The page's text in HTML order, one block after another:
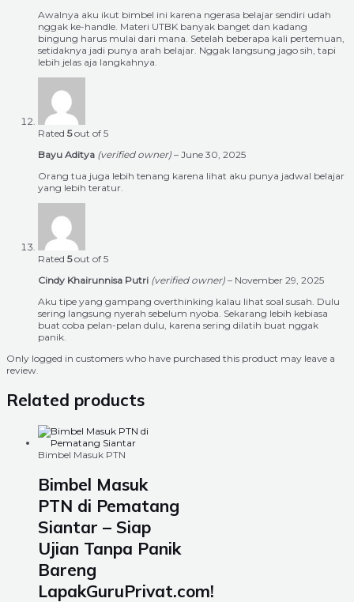
Awalnya aku ikut bimbel ini karena ngerasa belajar sendiri udah
nggak ke-handle. Materi UTBK banyak banget dan kadang
bingung harus mulai dari mana. Setelah beberapa kali pertemuan,
setidaknya jadi punya arah belajar. Nggak langsung jago sih, tapi
lebih jelas aja langkahnya.
Rated 5out of 5
Bayu Aditya (verified owner) – June 30, 2025
Orang tua juga lebih tenang karena lihat aku punya jadwal belajar
yang lebih teratur.
Rated 5out of 5
Cindy Khairunnisa Putri (verified owner) – November 29, 2025
Aku tipe yang gampang overthinking kalau lihat soal susah. Dulu
sering langsung nyerah sebelum nyoba. Sekarang lebih kebiasa
buat coba pelan-pelan dulu, karena sering dilatih buat nggak
panik.
Only logged in customers who have purchased this product may leave a
review.
Related products
Bimbel Masuk PTN
Bimbel Masuk
PTN di Pematang
Siantar – Siap
Ujian Tanpa Panik
Bareng
LapakGuruPrivat.com!